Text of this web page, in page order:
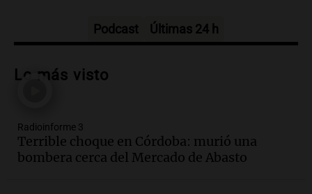
Audio.Audiencia por tragedia vial en
teléfono de Óscar González
Audio.Solicitan quiebra de Lebron
Group en medio de una investigación
por estafa piramidal millonaria
Podcast Últimas 24 h
Lo más visto
Radioinforme 3
Terrible choque en Córdoba: murió una
bombera cerca del Mercado de Abasto